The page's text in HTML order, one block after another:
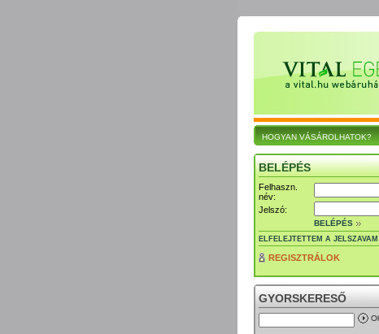
HOGYAN VÁSÁROLHATOK?
BELÉPÉS
Felhaszn.
név:
Jelszó:
BELÉPÉS
ELFELEJTETTEM A JELSZAVAM
REGISZTRÁLOK
GYORSKERESŐ